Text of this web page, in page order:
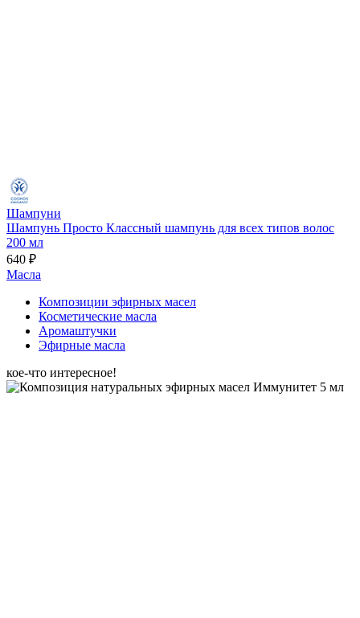
Шампуни
Шампунь Просто Классный шампунь для всех типов волос
200 мл
640 ₽
Масла
Композиции эфирных масел
Косметические масла
Аромаштучки
Эфирные масла
кое-что интересное!